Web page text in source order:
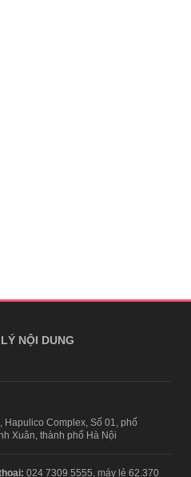
NỘI DUNG
Hapulico Complex, Số 01, phố
Xuân, thành phố Hà Nội
024 7309 5555, máy lẻ 62.370